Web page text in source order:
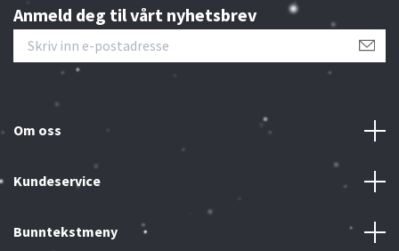
Anmeld deg til vårt nyhetsbrev
Om oss
Kundeservice
Bunntekstmeny